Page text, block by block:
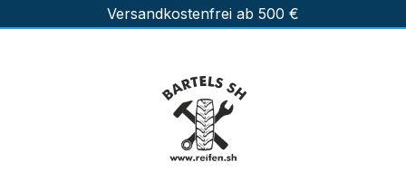
Zum Hauptinhalt springenVersandkostenfrei ab 500 €